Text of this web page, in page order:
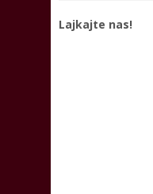
Lajkajte nas!